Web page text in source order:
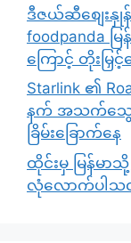
ဒီဇယ်ဆီစျေးနှုန်
foodpanda
ကြောင့် တိုးမြှ
Starlink ၏
နက် အသက်သွေး
ခြိမ်းခြောက်နေ
ထိုင်းမှ မြန်မာ
လုံလောက်ပါသ